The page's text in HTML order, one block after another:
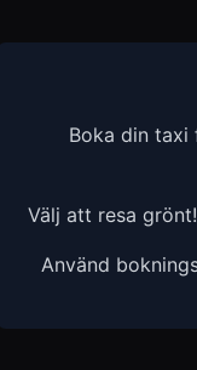
Boka din taxi
Välj att resa
Använd